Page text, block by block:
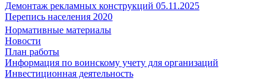
Демонтаж рекламных конструкций 05.11.2025
Перепись населения 2020
Нормативные материалы
Новости
План работы
Информация по воинскому учету для организаций
Инвестиционная деятельность